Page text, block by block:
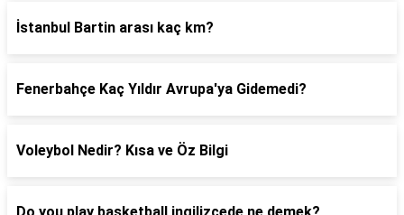
İstanbul Bartin arası kaç km?
Fenerbahçe Kaç Yıldır Avrupa'ya Gidemedi?
Voleybol Nedir? Kısa ve Öz Bilgi